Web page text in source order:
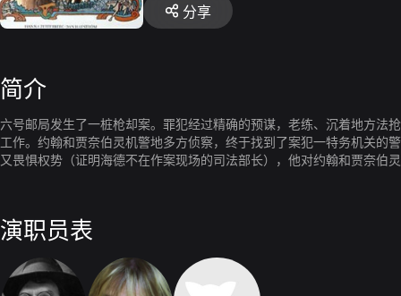
分享
简介
六号邮局发生了一桩枪却案。罪犯经过精确的预谋，老练、沉着地方法
工作。约翰和贾奈伯灵机警地多方侦察，终于找到了案犯一特务机关的
又畏惧权势（证明海德不在作案现场的司法部长），他对约翰和贾奈伯
演职员表